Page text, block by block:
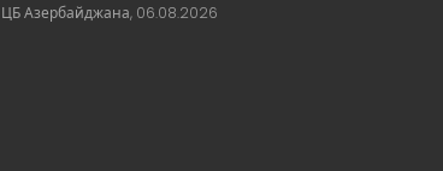
ЦБ Азербайджана, 06.08.2026